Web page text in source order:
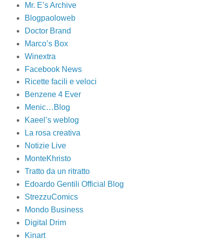
Mr. E’s Archive
Blogpaoloweb
Doctor Brand
Marco’s Box
Winextra
Facebook News
Ricette facili e veloci
Benzene 4 Ever
Menic…Blog
Kaeel’s weblog
La rosa creativa
Notizie Live
MonteKhristo
Tratto da un ritratto
Edoardo Gentili Official Blog
StrezzuComics
Mondo Business
Digital Drim
Kinart